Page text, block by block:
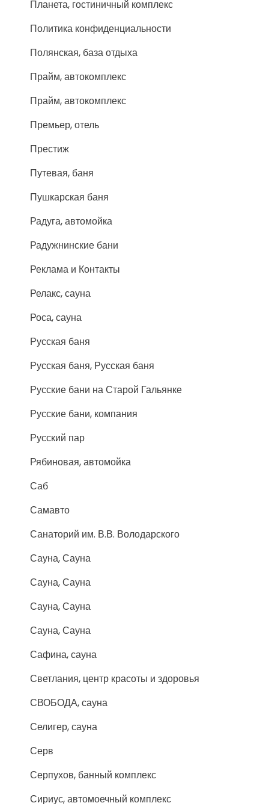
Планета, гостиничный комплекс
Политика конфиденциальности
Полянская, база отдыха
Прайм, автокомплекс
Прайм, автокомплекс
Премьер, отель
Престиж
Путевая, баня
Пушкарская баня
Радуга, автомойка
Радужнинские бани
Реклама и Контакты
Релакс, сауна
Роса, сауна
Русская баня
Русская баня, Русская баня
Русские бани на Старой Гальянке
Русские бани, компания
Русский пар
Рябиновая, автомойка
Саб
Самавто
Санаторий им. В.В. Володарского
Сауна, Сауна
Сауна, Сауна
Сауна, Сауна
Сауна, Сауна
Сафина, сауна
Светлания, центр красоты и здоровья
СВОБОДА, сауна
Селигер, сауна
Серв
Серпухов, банный комплекс
Сириус, автомоечный комплекс